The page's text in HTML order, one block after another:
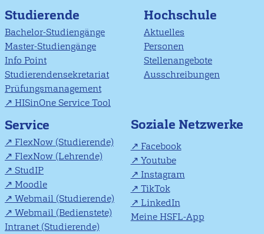
Studierende
Bachelor-Studiengänge
Master-Studiengänge
Info Point
Studierendensekretariat
Prüfungsmanagement
HISinOne Service Tool
Hochschule
Aktuelles
Personen
Stellenangebote
Ausschreibungen
Service
FlexNow (Studierende)
FlexNow (Lehrende)
StudIP
Moodle
Webmail (Studierende)
Webmail (Bedienstete)
Intranet (Studierende)
Soziale Netzwerke
Facebook
Youtube
Instagram
TikTok
LinkedIn
Meine HSFL-App